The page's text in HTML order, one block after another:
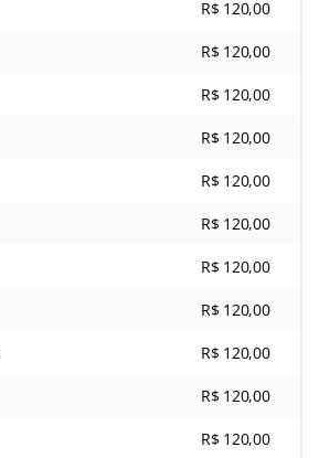
R$ 120,00
R$ 120,00
R$ 120,00
R$ 120,00
R$ 120,00
R$ 120,00
R$ 120,00
R$ 120,00
R$ 120,00
R$ 120,00
R$ 120,00